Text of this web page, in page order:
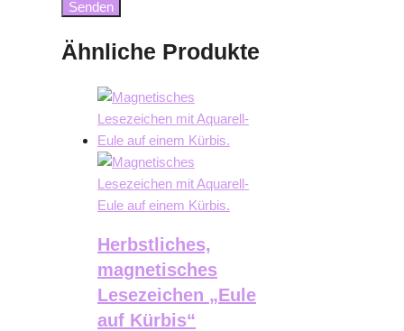
Ähnliche Produkte
Herbstliches,
magnetisches
Lesezeichen „Eule
auf Kürbis“